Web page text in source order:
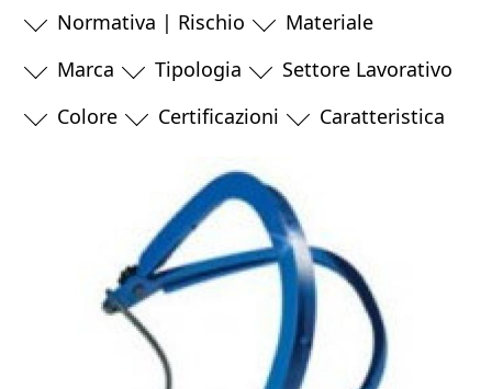
Normativa | Rischio
Materiale
Marca
Tipologia
Settore Lavorativo
Colore
Certificazioni Caratteristica